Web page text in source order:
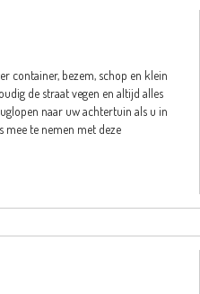
container, bezem, schop en klein
de straat vegen en altijd alles
naar uw achtertuin als u in
mee te nemen met deze